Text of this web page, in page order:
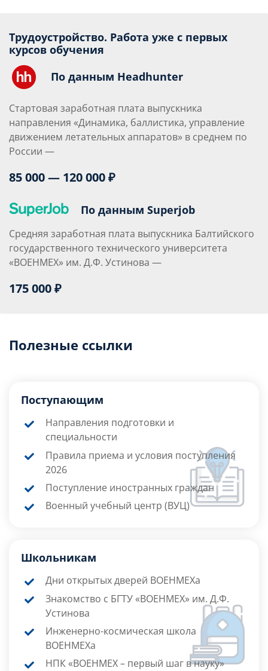
Трудоустройство. Работа уже с первых
курсов обучения
По данным Headhunter
Стартовая заработная плата выпускника
направления «Динамика, баллистика, управление
движением летательных аппаратов» в среднем по
России —
85 000 — 120 000 ₽
По данным Superjob
Средняя заработная плата выпускника Балтийского
государственного технического университета
«ВОЕНМЕХ» им. Д.Ф. Устинова —
175 000 ₽
Полезные ссылки
Поступающим
Направления подготовки и
специальности
Правила приема и условия поступления
2026
Поступление иностранных граждан
Военный учебный центр (ВУЦ)
Школьникам
Дни открытых дверей ВОЕНМЕХа
Знакомство с БГТУ «ВОЕНМЕХ» им. Д.Ф.
Устинова
Инженерно-космическая школа
ВОЕНМЕХа
НПК «ВОЕНМЕХ – первый шаг в науку»